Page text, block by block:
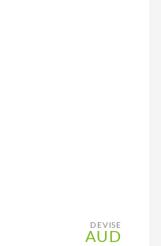
DEVISE
AUD